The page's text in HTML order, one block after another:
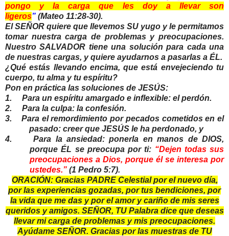
pongo y la carga que les doy a llevar son
ligeros” (Mateo 11:28-30).
El SEÑOR quiere que llevemos SU yugo y le permitamos
tomar nuestra carga de problemas y preocupaciones.
Nuestro SALVADOR tiene una solución para cada una
de nuestras cargas, y quiere ayudarnos a pasarlas a ÉL.
¿Qué estás llevando encima, que está envejeciendo tu
cuerpo, tu alma y tu espíritu?
Pon en práctica las soluciones de JESÚS:
1.
Para un espíritu amargado e inflexible: el perdón.
2.
Para la culpa: la confesión.
3. Para el remordimiento por pecados cometidos en el
pasado: creer que JESÚS le ha perdonado, y
4.
Para la ansiedad: ponerla en manos de DIOS,
porque ÉL se preocupa por ti: “Dejen todas sus
preocupaciones a Dios, porque él se interesa por
ustedes.” (1 Pedro 5:7).
ORACIÓN: Gracias PADRE Celestial por el nuevo día,
por las experiencias gozadas, por tus bendiciones, por
la vida que me das y por el amor y cariño de mis seres
queridos y amigos. SEÑOR, TU Palabra dice que deseas
llevar mi carga de problemas y mis preocupaciones.
Ayúdame SEÑOR. Gracias por las muestras de TU